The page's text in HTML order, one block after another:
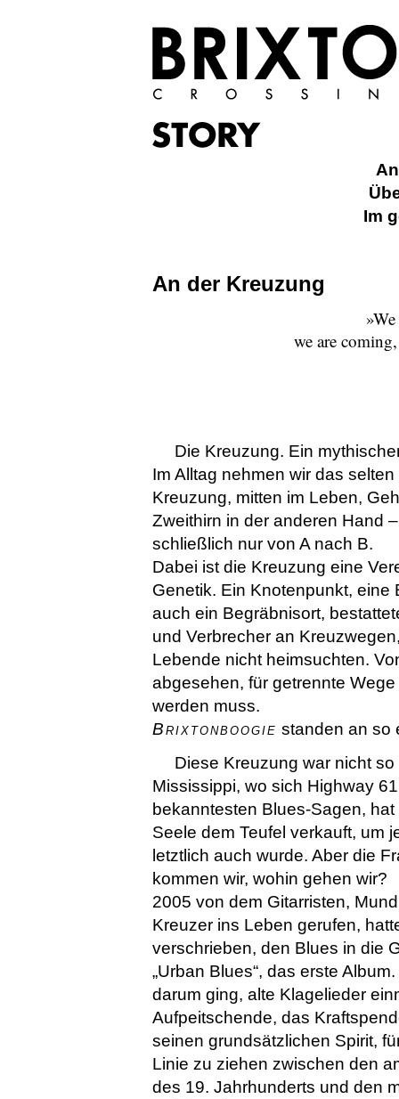
Im
An der Kreuzung
we are
Die Kreuzung. Ein
Im Alltag nehmen wir das
Kreuzung, mitten im Leben,
Zweithirn in der anderen Hand
schließlich nur von A nach B.
Dabei ist die Kreuzung eine
Genetik. Ein Knotenpunkt, eine
auch ein Begräbnisort,
und Verbrecher an
Lebende nicht heimsuchten.
abgesehen, für getrennte
werden muss.
Brixtonboogie standen an so
Diese Kreuzung war nicht
Mississippi, wo sich Highway
bekanntesten Blues-Sagen,
Seele dem Teufel verkauft, um
letztlich auch wurde. Aber die
kommen wir, wohin gehen wir?
2005 von dem Gitarristen,
Kreuzer ins Leben gerufen,
verschrieben, den Blues in die
„Urban Blues“, das erste
darum ging, alte Klagelieder
Aufpeitschende, das
seinen grundsätzlichen Spirit,
Linie zu ziehen zwischen den
des 19. Jahrhunderts und den